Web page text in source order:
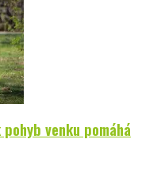
venku pomáhá